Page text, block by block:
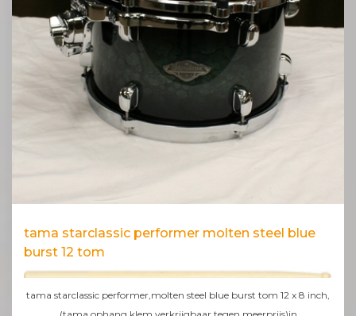
tama starclassic performer molten steel blue
burst 12 tom
tama starclassic performer,molten steel blue burst tom 12 x 8 inch,